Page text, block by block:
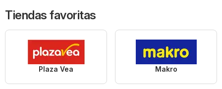
Tiendas favoritas
Plaza Vea Makro